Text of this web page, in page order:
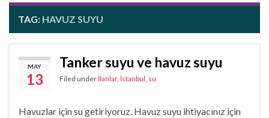
TAG: HAVUZ SUYU
MAY
13
Tanker suyu ve havuz suyu
Filed under İlanlar, İstanbul, su
Havuzlar için su getiriyoruz. Havuz suyu ihtiyacınız için